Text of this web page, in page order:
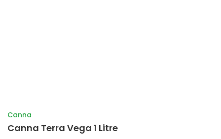
Canna
Canna Terra Vega 1 Litre